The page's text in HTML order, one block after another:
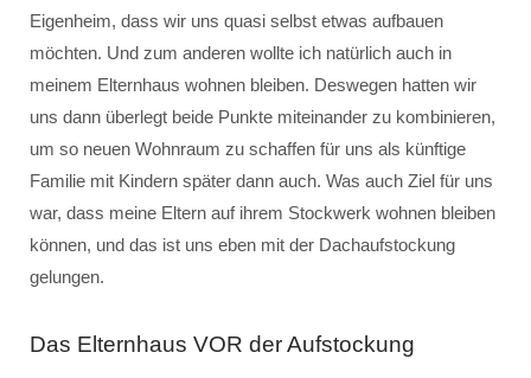
Eigenheim, dass wir uns quasi selbst etwas aufbauen
möchten. Und zum anderen wollte ich natürlich auch in
meinem Elternhaus wohnen bleiben. Deswegen hatten wir
uns dann überlegt beide Punkte miteinander zu kombinieren,
um so neuen Wohnraum zu schaffen für uns als künftige
Familie mit Kindern später dann auch. Was auch Ziel für uns
war, dass meine Eltern auf ihrem Stockwerk wohnen bleiben
können, und das ist uns eben mit der Dachaufstockung
gelungen.
Das Elternhaus VOR der Aufstockung